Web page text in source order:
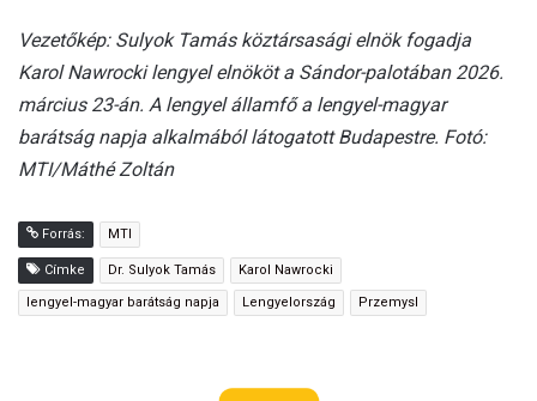
Vezetőkép: Sulyok Tamás köztársasági elnök fogadja
Karol Nawrocki lengyel elnököt a Sándor-palotában 2026.
március 23-án. A lengyel államfő a lengyel-magyar
barátság napja alkalmából látogatott Budapestre. Fotó:
MTI/Máthé Zoltán
Forrás: MTI
Címke Dr. Sulyok Tamás Karol Nawrocki
lengyel-magyar barátság napja Lengyelország Przemysl